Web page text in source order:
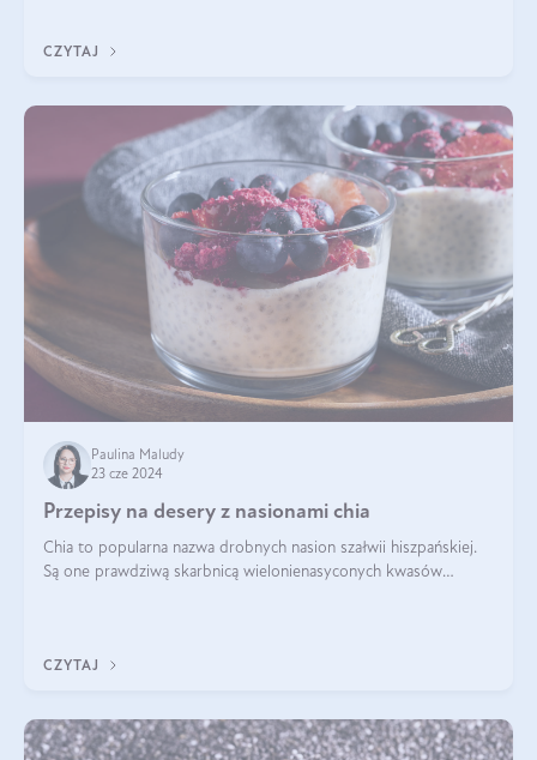
CZYTAJ
Paulina Maludy
23 cze 2024
Przepisy na desery z nasionami chia
Chia to popularna nazwa drobnych nasion szałwii hiszpańskiej.
Są one prawdziwą skarbnicą wielonienasyconych kwasów
CZYTAJ